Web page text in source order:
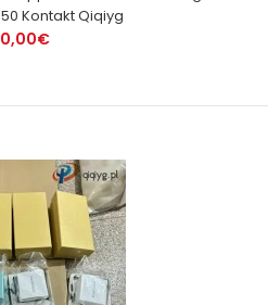
Kontakt Qiqiyg
0,00€